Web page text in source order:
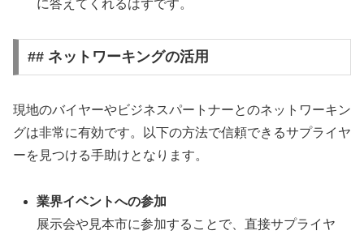
に答えてくれるはずです。
## ネットワーキングの活用
現地のバイヤーやビジネスパートナーとのネットワーキン
グは非常に有効です。以下の方法で信頼できるサプライヤ
ーを見つける手助けとなります。
業界イベントへの参加
展示会や見本市に参加することで、直接サプライヤ